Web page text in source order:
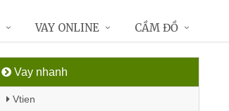
Vay nhanh
Vtien
VAY ONLINE CẦM ĐỒ